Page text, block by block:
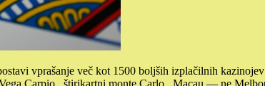
vprašanje več kot 1500 boljših izplačilnih